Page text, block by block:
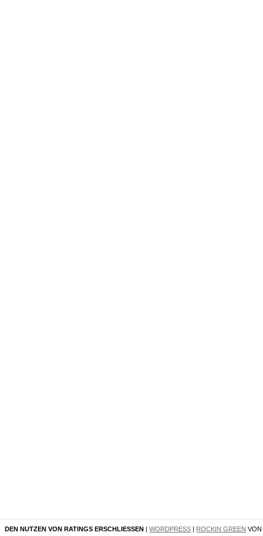
DEN NUTZEN VON RATINGS ERSCHLIESSEN |WORDPRESS | ROCKIN GREEN